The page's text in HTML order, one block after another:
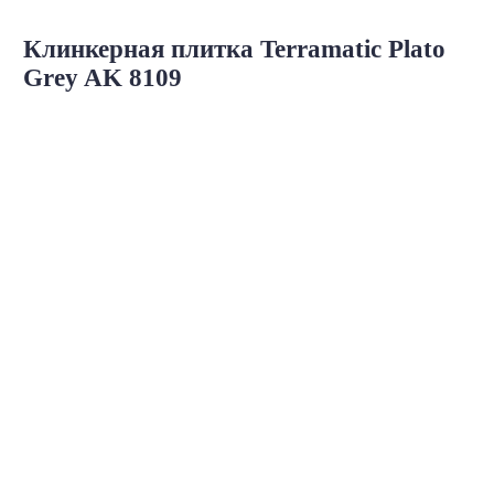
Клинкерная плитка Terramatic Plato
Grey AK 8109